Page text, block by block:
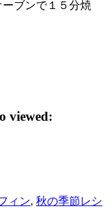
ブンで１５分焼
viewed:
ィン, 秋の季節レシ